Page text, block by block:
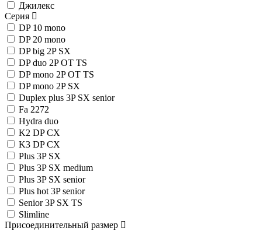
Джилекс
Серия
DP 10 mono
DP 20 mono
DP big 2P SX
DP duo 2P OT TS
DP mono 2P OT TS
DP mono 2P SX
Duplex plus 3P SX senior
Fa 2272
Hydra duo
K2 DP CX
K3 DP CX
Plus 3P SX
Plus 3P SX medium
Plus 3P SX senior
Plus hot 3P senior
Senior 3P SX TS
Slimline
Присоединительный размер